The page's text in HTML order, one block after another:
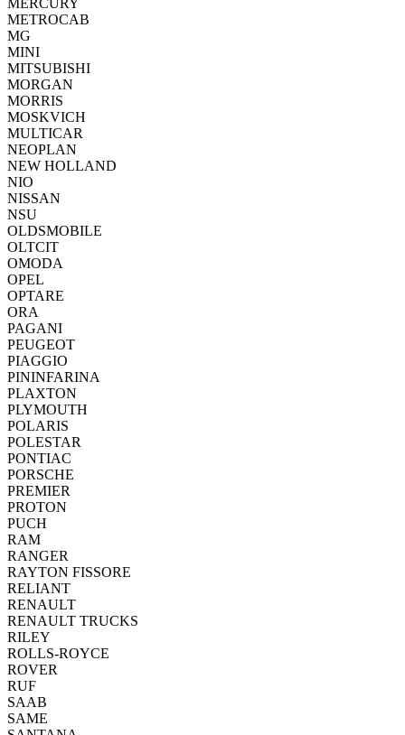
MERCURY
METROCAB
MG
MINI
MITSUBISHI
MORGAN
MORRIS
MOSKVICH
MULTICAR
NEOPLAN
NEW HOLLAND
NIO
NISSAN
NSU
OLDSMOBILE
OLTCIT
OMODA
OPEL
OPTARE
ORA
PAGANI
PEUGEOT
PIAGGIO
PININFARINA
PLAXTON
PLYMOUTH
POLARIS
POLESTAR
PONTIAC
PORSCHE
PREMIER
PROTON
PUCH
RAM
RANGER
RAYTON FISSORE
RELIANT
RENAULT
RENAULT TRUCKS
RILEY
ROLLS-ROYCE
ROVER
RUF
SAAB
SAME